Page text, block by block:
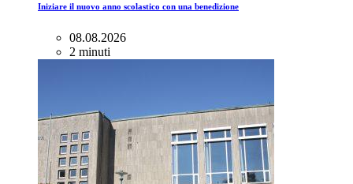
Iniziare il nuovo anno scolastico con una benedizione
08.08.2026
2 minuti